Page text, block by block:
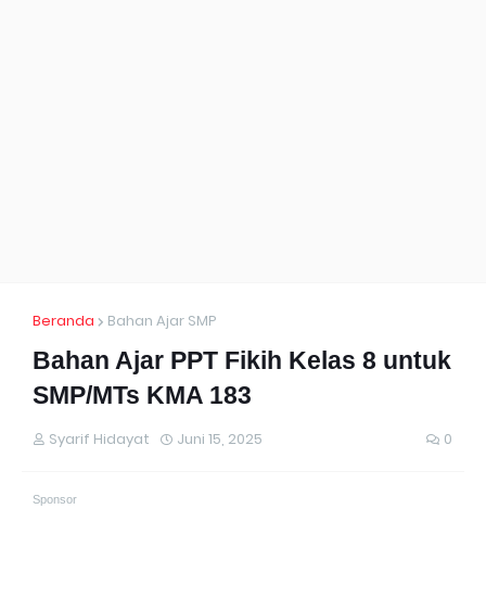
Beranda Bahan Ajar SMP
Bahan Ajar PPT Fikih Kelas 8 untuk
SMP/MTs KMA 183
Syarif Hidayat Juni 15, 2025 0
Sponsor